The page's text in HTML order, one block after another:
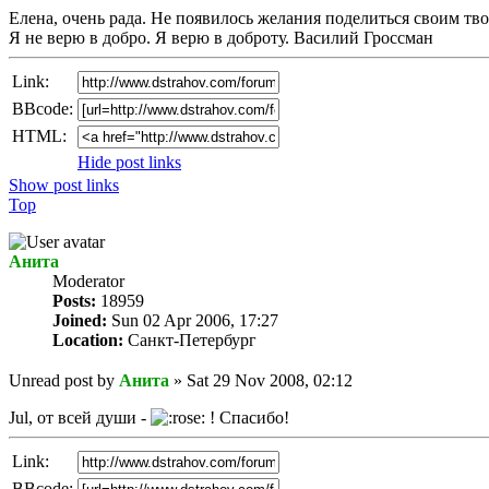
Елена, очень рада. Не появилось желания поделиться своим
Я не верю в добро. Я верю в доброту. Василий Гроссман
Link:
BBcode:
HTML:
Hide post links
Show post links
Top
Анита
Мoderator
Posts: 18959
Joined: Sun 02 Apr 2006, 17:27
Location: Санкт-Петербург
Unread post by Анита » Sat 29 Nov 2008, 02:12
Jul, от всей души -
! Спасибо!
Link: